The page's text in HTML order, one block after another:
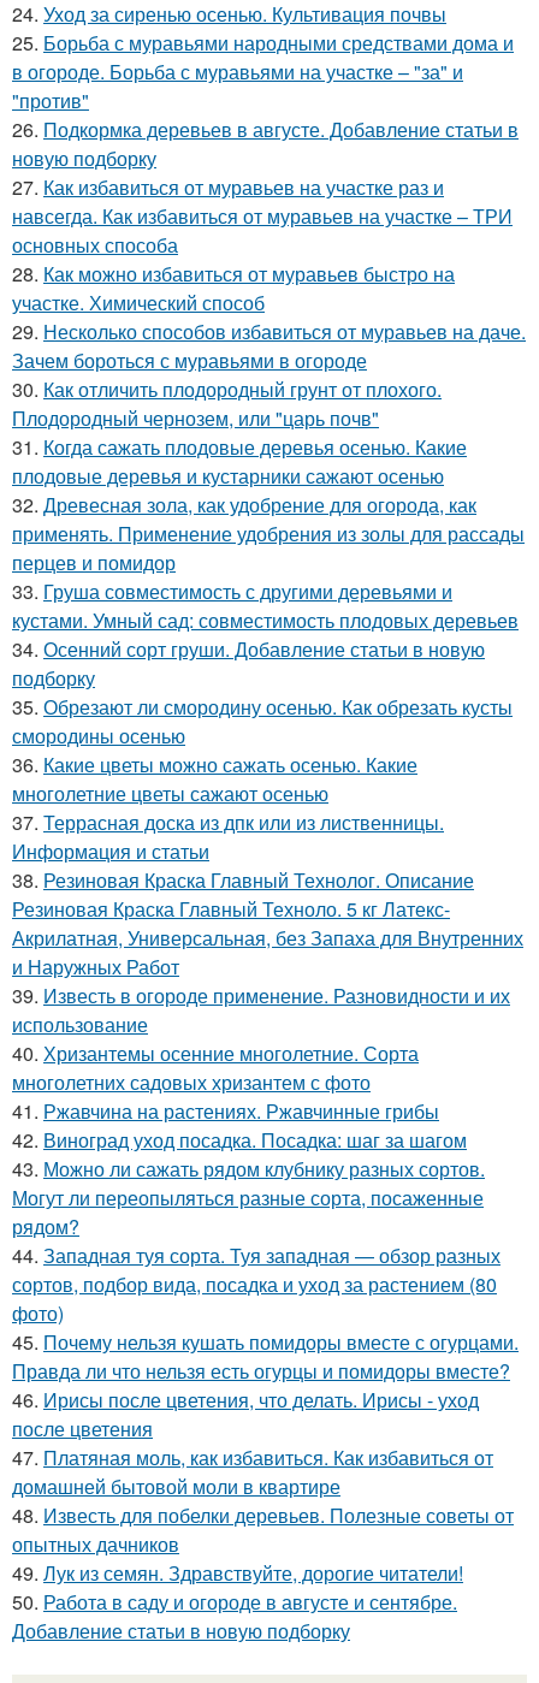
24. Уход за сиренью осенью. Культивация почвы
25. Борьба с муравьями народными средствами дома и
в огороде. Борьба с муравьями на участке – "за" и
"против"
26. Подкормка деревьев в августе. Добавление статьи в
новую подборку
27. Как избавиться от муравьев на участке раз и
навсегда. Как избавиться от муравьев на участке – ТРИ
основных способа
28. Как можно избавиться от муравьев быстро на
участке. Химический способ
29. Несколько способов избавиться от муравьев на даче.
Зачем бороться с муравьями в огороде
30. Как отличить плодородный грунт от плохого.
Плодородный чернозем, или "царь почв"
31. Когда сажать плодовые деревья осенью. Какие
плодовые деревья и кустарники сажают осенью
32. Древесная зола, как удобрение для огорода, как
применять. Применение удобрения из золы для рассады
перцев и помидор
33. Груша совместимость с другими деревьями и
кустами. Умный сад: совместимость плодовых деревьев
34. Осенний сорт груши. Добавление статьи в новую
подборку
35. Обрезают ли смородину осенью. Как обрезать кусты
смородины осенью
36. Какие цветы можно сажать осенью. Какие
многолетние цветы сажают осенью
37. Террасная доска из дпк или из лиственницы.
Информация и статьи
38. Резиновая Краска Главный Технолог. Описание
Резиновая Краска Главный Техноло. 5 кг Латекс-
Акрилатная, Универсальная, без Запаха для Внутренних
и Наружных Работ
39. Известь в огороде применение. Разновидности и их
использование
40. Хризантемы осенние многолетние. Сорта
многолетних садовых хризантем с фото
41. Ржавчина на растениях. Ржавчинные грибы
42. Виноград уход посадка. Посадка: шаг за шагом
43. Можно ли сажать рядом клубнику разных сортов.
Могут ли переопыляться разные сорта, посаженные
рядом?
44. Западная туя сорта. Туя западная — обзор разных
сортов, подбор вида, посадка и уход за растением (80
фото)
45. Почему нельзя кушать помидоры вместе с огурцами.
Правда ли что нельзя есть огурцы и помидоры вместе?
46. Ирисы после цветения, что делать. Ирисы - уход
после цветения
47. Платяная моль, как избавиться. Как избавиться от
домашней бытовой моли в квартире
48. Известь для побелки деревьев. Полезные советы от
опытных дачников
49. Лук из семян. Здравствуйте, дорогие читатели!
50. Работа в саду и огороде в августе и сентябре.
Добавление статьи в новую подборку